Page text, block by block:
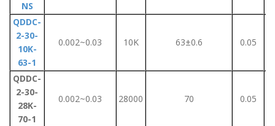
NS
QDDC-
2-30-
10K-
63-1
0.002~0.03 10K 63±0.6 0.05
QDDC-
2-30-
28K-
70-1
0.002~0.03 28000 70 0.05